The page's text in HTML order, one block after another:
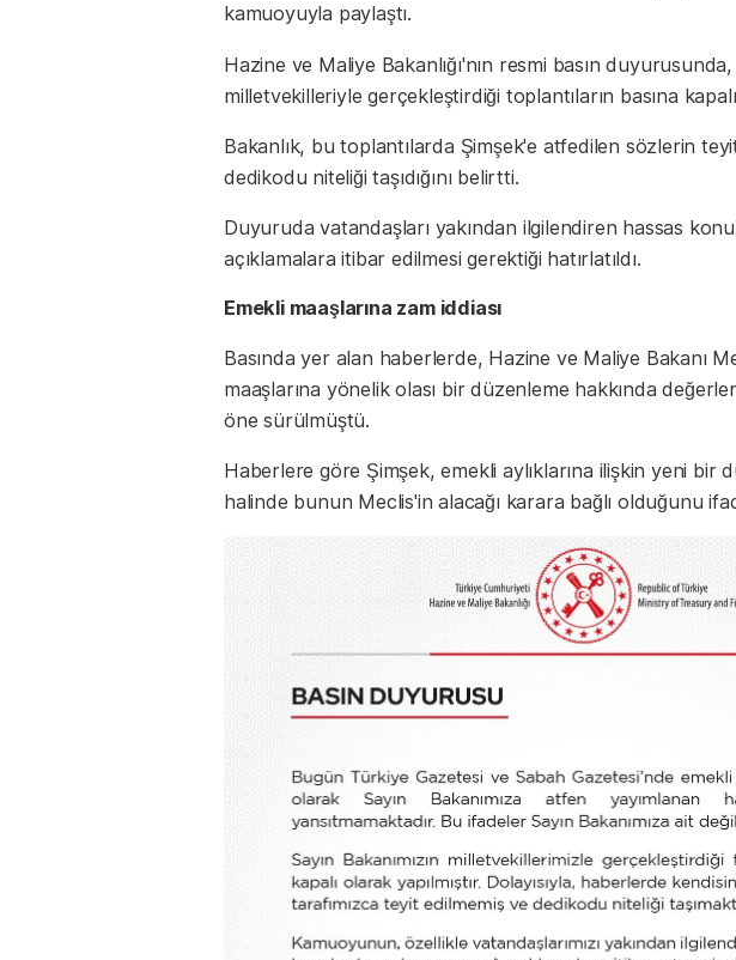
kamuoyuyla paylaştı.
Hazine ve Maliye Bakanlığı'nın resmi basın
milletvekilleriyle gerçekleştirdiği toplantıların basına kapalı
Bakanlık, bu toplantılarda Şimşek'e atfedilen sözlerin
dedikodu niteliği taşıdığını belirtti.
Duyuruda vatandaşları yakından ilgilendiren hassas
açıklamalara itibar edilmesi gerektiği hatırlatıldı.
Emekli maaşlarına zam iddiası
Basında yer alan haberlerde, Hazine ve Maliye Bakanı
maaşlarına yönelik olası bir düzenleme hakkında
öne sürülmüştü.
Haberlere göre Şimşek, emekli aylıklarına ilişkin yeni bir
halinde bunun Meclis'in alacağı karara bağlı olduğunu